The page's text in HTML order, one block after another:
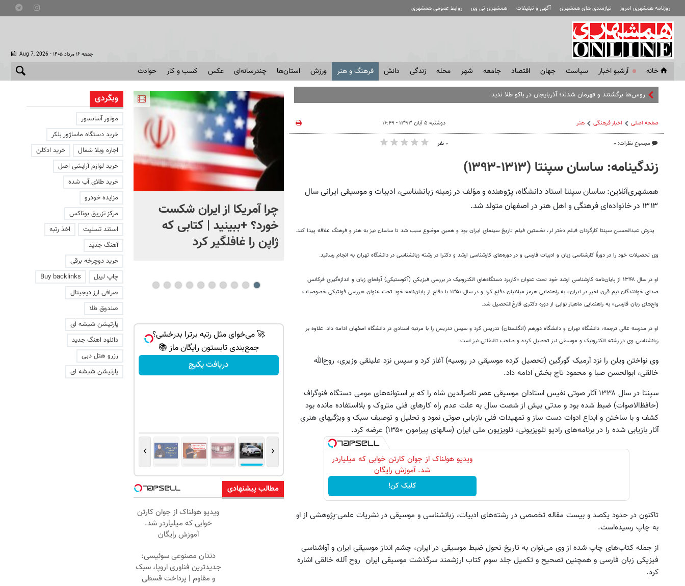
روزنامه همشهری امروز نیازمندی های همشهری آگهی و تبلیغات همشهری تی وی روابط عمومی همشهری
Aug 7, 2026 - جمعه ۱۶ مرداد ۱۴۰۵
خانه آرشیو اخبار سياست جهان اقتصاد جامعه شهر محله زندگی دانش فرهنگ و هنر ورزش استان‌ها چندرسانه‌ای عکس کسب و کار حوادث
روس‌ها برگشتند و قهرمان شدند؛ آذربایجان در باکو طلا ندید
صفحه اصلی اخبار فرهنگی هنر
مجموع نظرات: ۰
دوشنبه ۵ آبان ۱۳۹۳ - ۱۶:۴۹
۰ نفر
زندگینامه: ساسان سپنتا (۱۳۱۳-۱۳۹۳)
همشهری‌آنلاین: ساسان سپنتا استاد دانشگاه، پژوهنده و مؤلف در زمینه زبانشناسی، ادبیات و موسیقی ایرانی سال
۱۳۱۳ در خانواده‌ای فرهنگی و اهل هنر در اصفهان متولد شد.
پدرش عبدالحسین سپنتا کارگردان فیلم دختر لر، نخستین فیلم تاریخ سینمای ایران بود و همین موضوع سبب شد تا ساسان نیز به هنر و فرهنگ علاقه پیدا کند.
وی تحصیلات خود را در دورهٔ کارشناسی زبان و ادبیات فارسی و در دوره‌های کارشناسی ارشد و دکترا در رشته زبانشناسی در دانشگاه تهران به انجام رسانید.
او در سال ۱۳۴۸ از پایان‌نامه کارشناسی ارشد خود تحت عنوان «کاربرد دستگاه‌های الکترونیک در بررسی فیزیکی (آکوستیکی) آواهای زبان و اندازه‌گیری فرکانس
صدای خوانندگان نیم قرن اخیر در ایران» به راهنمایی هرمز میلانیان دفاع کرد و در سال ۱۳۵۱ با دفاع از پایان‌نامه خود تحت عنوان «بررسی فونتیکی خصوصیات
واج‌های زبان فارسی» به راهنمایی ماهیار نوابی از دوره دکتری فارغ‌التحصیل شد.
او در مدرسه عالی ترجمه، دانشگاه تهران و دانشگاه دورهم (انگلستان) تدریس کرد و سپس تدریس را با مرتبه استادی در دانشگاه اصفهان ادامه داد. علاوه بر
زبانشناسی وی در رشته الکترونیک و موسیقی نیز تحصیل کرده و صاحب تالیفاتی نیز است.
وی نواختن ویلن را نزد آرمیک گورگین (تحصیل کرده موسیقی در روسیه) آغاز کرد و سپس نزد علینقی وزیری، روح‌الله
خالقی، ابوالحسن صبا و محمود تاج بخش ادامه داد.
سپنتا در سال ۱۳۳۸ آثار صوتی نفیس استادان موسیقی عصر ناصرالدین شاه را که بر استوانه‌های مومی دستگاه فنوگراف
(حافظ‌الاصوات) ضبط شده بود و مدتی بیش از شصت سال به علت عدم راه کارهای فنی متروک و بلااستفاده مانده بود
کشف و با ساختن و ابداع ادوات دست ساز و تمهیدات فنی بازیابی صوتی نمود و تحلیل و توصیف سبک و ویژگیهای هنری
آثار بازیابی شده را در برنامه‌های رادیو تلویزیونی، تلویزیون ملی ایران (سالهای پیرامون ۱۳۵۰) عرضه کرد.
ویدیو هولناک از جوان کارتن خوابی که میلیاردر
شد. آموزش رایگان
کلیک کن!
تاکنون در حدود یکصد و بیست مقاله تخصصی در رشته‌های ادبیات، زبانشناسی و موسیقی در نشریات علمی-پژوهشی از او
به چاپ رسیده‌است.
از جمله کتاب‌های چاپ شده از وی می‌توان به تاریخ تحول ضبط موسیقی در ایران، چشم انداز موسیقی ایران و آواشناسی
فیزیکی زبان فارسی و همچنین تصحیح و تکمیل جلد سوم کتاب ارزشمند سرگذشت موسیقی ایران روح آلله خالقی اشاره
کرد.
ایستگاه های مترو چیست؟
چرا آمریکا از ایران شکست
خورد؟ +ببینید | کتابی که
ژاپن را غافلگیر کرد
استقبال از اردوغان در
عربستان + فیلم
جک s5 داری برای فروش؟ با کارنامه به
بهترین قیمت بفروش!
ثبت درخواست
به بزرگترین جشنواره ایمپلنت تهران سر بزنید
! | فقط ۲۵ میلیون !
رزرورایگان نوبت
تنها روش تضمینی درمان بوی بدن با مام
دریافت تخفیف
🚀 می‌خوای مثل رتبه برترا بدرخشی؟
جمع‌بندی تابستون رایگان ماز 📚
دریافت پکیج
‹
›
مطالب پیشنهادی
ویدیو هولناک از جوان کارتن
خوابی که میلیاردر شد.
آموزش رایگان
دندان مصنوعی سوئیسی:
جدیدترین فناوری اروپا، سبک
و مقاوم | پرداخت قسطی
وبگردی
موتور آسانسور
خرید دستگاه ماساژور بلکر
اجاره ویلا شمال
خرید ادکلن
خرید لوازم آرایشی اصل
خرید طلای آب شده
مزایده خودرو
مرکز تزریق بوتاکس
استند تسلیت
اخذ رتبه
آهنگ جدید
خرید دوچرخه برقی
چاپ لیبل
Buy backlinks
صرافی ارز دیجیتال
صندوق طلا
پارتیشن شیشه ای
دانلود اهنگ جدید
رزرو هتل دبی
پارتیشن شیشه ای